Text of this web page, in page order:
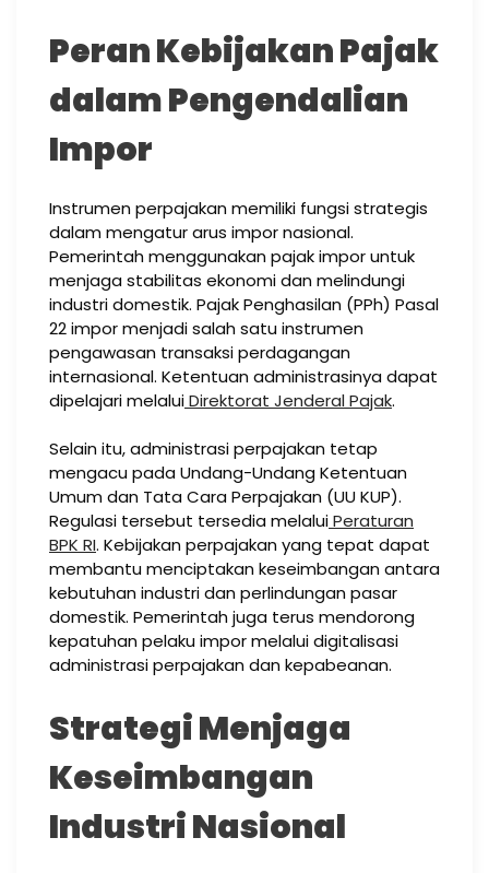
Peran Kebijakan Pajak
dalam Pengendalian
Impor
Instrumen perpajakan memiliki fungsi strategis
dalam mengatur arus impor nasional.
Pemerintah menggunakan pajak impor untuk
menjaga stabilitas ekonomi dan melindungi
industri domestik. Pajak Penghasilan (PPh) Pasal
22 impor menjadi salah satu instrumen
pengawasan transaksi perdagangan
internasional. Ketentuan administrasinya dapat
dipelajari melaluiDirektorat Jenderal Pajak.
Selain itu, administrasi perpajakan tetap
mengacu pada Undang-Undang Ketentuan
Umum dan Tata Cara Perpajakan (UU KUP).
Regulasi tersebut tersedia melaluiPeraturan
BPK RI. Kebijakan perpajakan yang tepat dapat
membantu menciptakan keseimbangan antara
kebutuhan industri dan perlindungan pasar
domestik. Pemerintah juga terus mendorong
kepatuhan pelaku impor melalui digitalisasi
administrasi perpajakan dan kepabeanan.
Strategi Menjaga
Keseimbangan
Industri Nasional